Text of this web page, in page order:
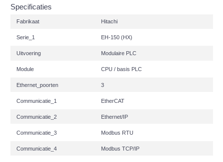
Specificaties
Fabrikaat Hitachi
Serie_1 EH-150 (HX)
Uitvoering Modulaire PLC
Module CPU / basis PLC
Ethernet_poorten 3
Communicatie_1 EtherCAT
Communicatie_2 Ethernet/IP
Communicatie_3 Modbus RTU
Communicatie_4 Modbus TCP/IP